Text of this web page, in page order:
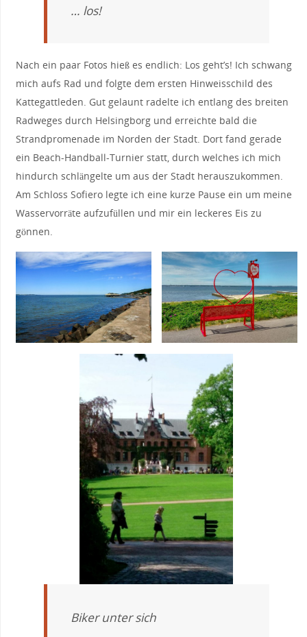
… los!
Nach ein paar Fotos hieß es endlich: Los geht’s! Ich schwang
mich aufs Rad und folgte dem ersten Hinweisschild des
Kattegattleden. Gut gelaunt radelte ich entlang des breiten
Radweges durch Helsingborg und erreichte bald die
Strandpromenade im Norden der Stadt. Dort fand gerade
ein Beach-Handball-Turnier statt, durch welches ich mich
hindurch schlängelte um aus der Stadt herauszukommen.
Am Schloss Sofiero legte ich eine kurze Pause ein um meine
Wasservorräte aufzufüllen und mir ein leckeres Eis zu
gönnen.
Biker unter sich